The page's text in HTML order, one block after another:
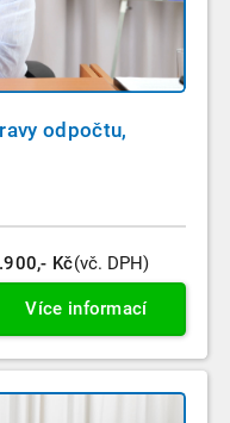
odpočtu,
Kč(vč. DPH)
Více informací